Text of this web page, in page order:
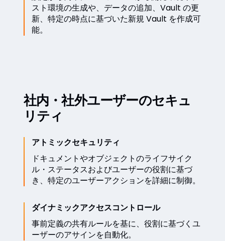
スト環境の生成や、データの追加、Vault の更
新、特定の時点に基づいた新規 Vault を作成可
能。
社内・社外ユーザーのセキュ
リティ
アトミックセキュリティ
ドキュメントやオブジェクトのライフサイク
ル・ステータスおよびユーザーの役割に基づ
き、特定のユーザーアクションを詳細に制御。
ダイナミックアクセスコントロール
事前定義の共有ルールを基に、役割に基づくユ
ーザーのアサインを自動化。